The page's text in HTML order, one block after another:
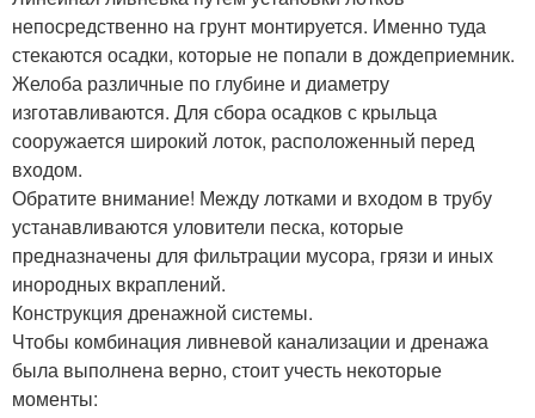
непосредственно на грунт монтируется. Именно туда
стекаются осадки, которые не попали в дождеприемник.
Желоба различные по глубине и диаметру
изготавливаются. Для сбора осадков с крыльца
сооружается широкий лоток, расположенный перед
входом.
Обратите внимание! Между лотками и входом в трубу
устанавливаются уловители песка, которые
предназначены для фильтрации мусора, грязи и иных
инородных вкраплений.
Конструкция дренажной системы.
Чтобы комбинация ливневой канализации и дренажа
была выполнена верно, стоит учесть некоторые
моменты: